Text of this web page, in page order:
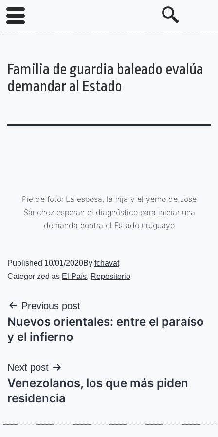
Familia de guardia baleado evalúa
demandar al Estado
Pie de foto: La esposa, la hija y el yerno de José
Sánchez esperan el diagnóstico para iniciar una
demanda contra el Estado uruguayo
Published 10/01/2020By fchavat
Categorized as El País, Repositorio
Previous post
Nuevos orientales: entre el paraíso
y el infierno
Next post
Venezolanos, los que más piden
residencia